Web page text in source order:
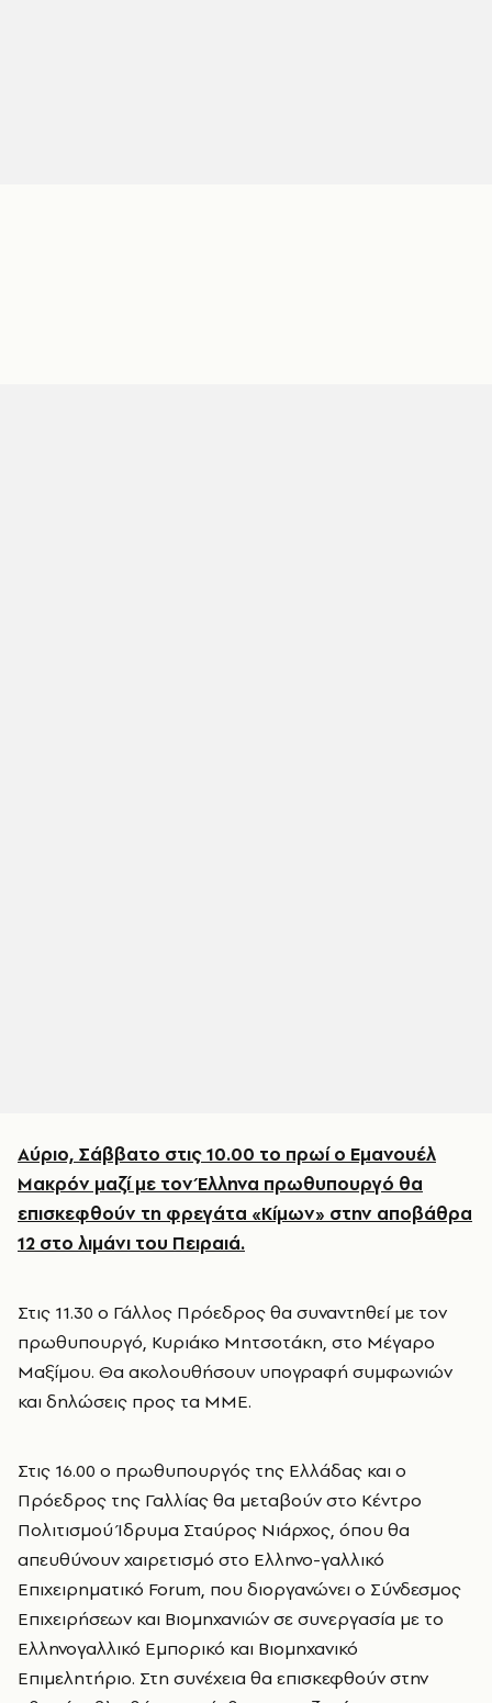
Αύριο, Σάββατο στις 10.00 το πρωί ο Εμανουέλ
Μακρόν μαζί με τον Έλληνα πρωθυπουργό θα
επισκεφθούν τη φρεγάτα «Κίμων» στην αποβάθρα
12 στο λιμάνι του Πειραιά.
Στις 11.30 ο Γάλλος Πρόεδρος θα συναντηθεί με τον
πρωθυπουργό, Κυριάκο Μητσοτάκη, στο Μέγαρο
Μαξίμου. Θα ακολουθήσουν υπογραφή συμφωνιών
και δηλώσεις προς τα ΜΜΕ.
Στις 16.00 ο πρωθυπουργός της Ελλάδας και ο
Πρόεδρος της Γαλλίας θα μεταβούν στο Κέντρο
Πολιτισμού Ίδρυμα Σταύρος Νιάρχος, όπου θα
απευθύνουν χαιρετισμό στο Ελληνο-γαλλικό
Επιχειρηματικό Forum, που διοργανώνει ο Σύνδεσμος
Επιχειρήσεων και Βιομηχανιών σε συνεργασία με το
Ελληνογαλλικό Εμπορικό και Βιομηχανικό
Επιμελητήριο. Στη συνέχεια θα επισκεφθούν στην